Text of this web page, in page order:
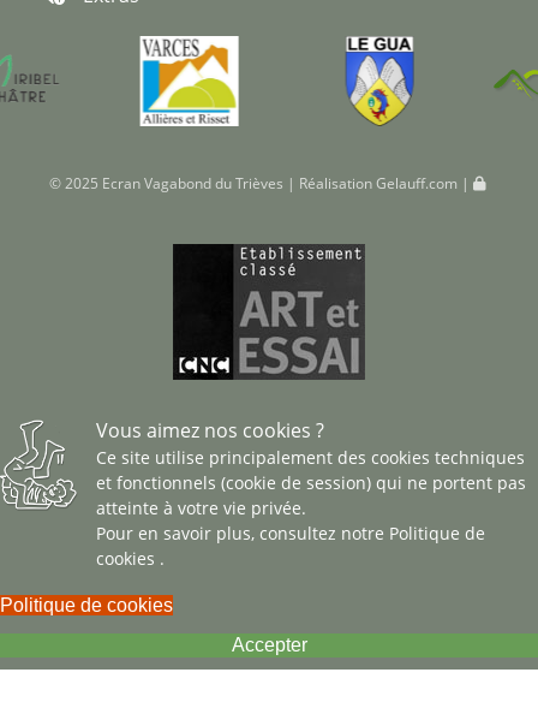
© 2025 Ecran Vagabond du Trièves | Réalisation Gelauff.com
Vous aimez nos cookies ?
Ce site utilise principalement des cookies techniques
et fonctionnels (cookie de session) qui ne portent pas
atteinte à votre vie privée.
Pour en savoir plus, consultez notre Politique de
cookies .
Politique de cookies
Accepter